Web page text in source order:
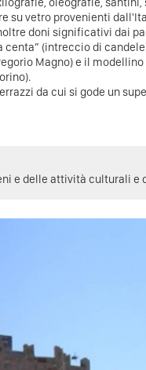
su vetro provenienti
doni significativi dai
centa” (intreccio di
Magno) e il
da cui si gode un
e delle attività culturali e